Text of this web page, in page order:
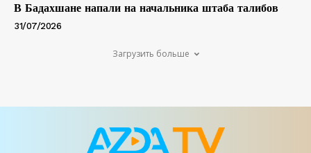
В Бадахшане напали на начальника штаба талибов
31/07/2026
Загрузить больше